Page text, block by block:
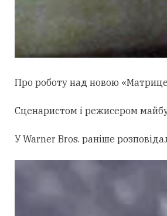
Про роботу над новою
Сценаристом і режисером
У Warner Bros. раніше